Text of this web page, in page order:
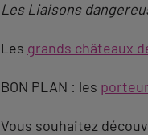
Les Liaisons
Les grands châteaux
BON PLAN : les
Vous souhaitez